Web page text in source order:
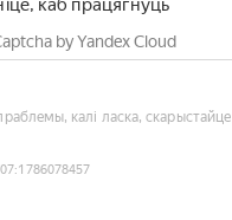
каб працягнуць
by Yandex Cloud
калі ласка, скарыстайце
:1786078457